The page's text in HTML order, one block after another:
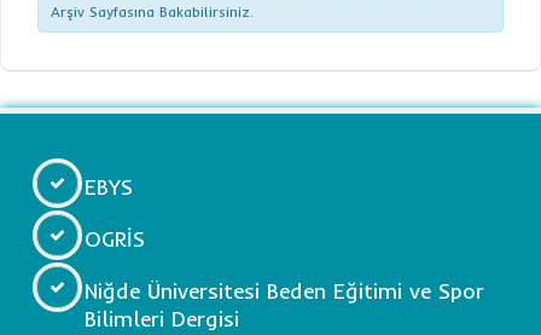
Arşiv Sayfasına Bakabilirsiniz.
EBYS
OGRİS
Niğde Üniversitesi Beden Eğitimi ve Spor
Bilimleri Dergisi